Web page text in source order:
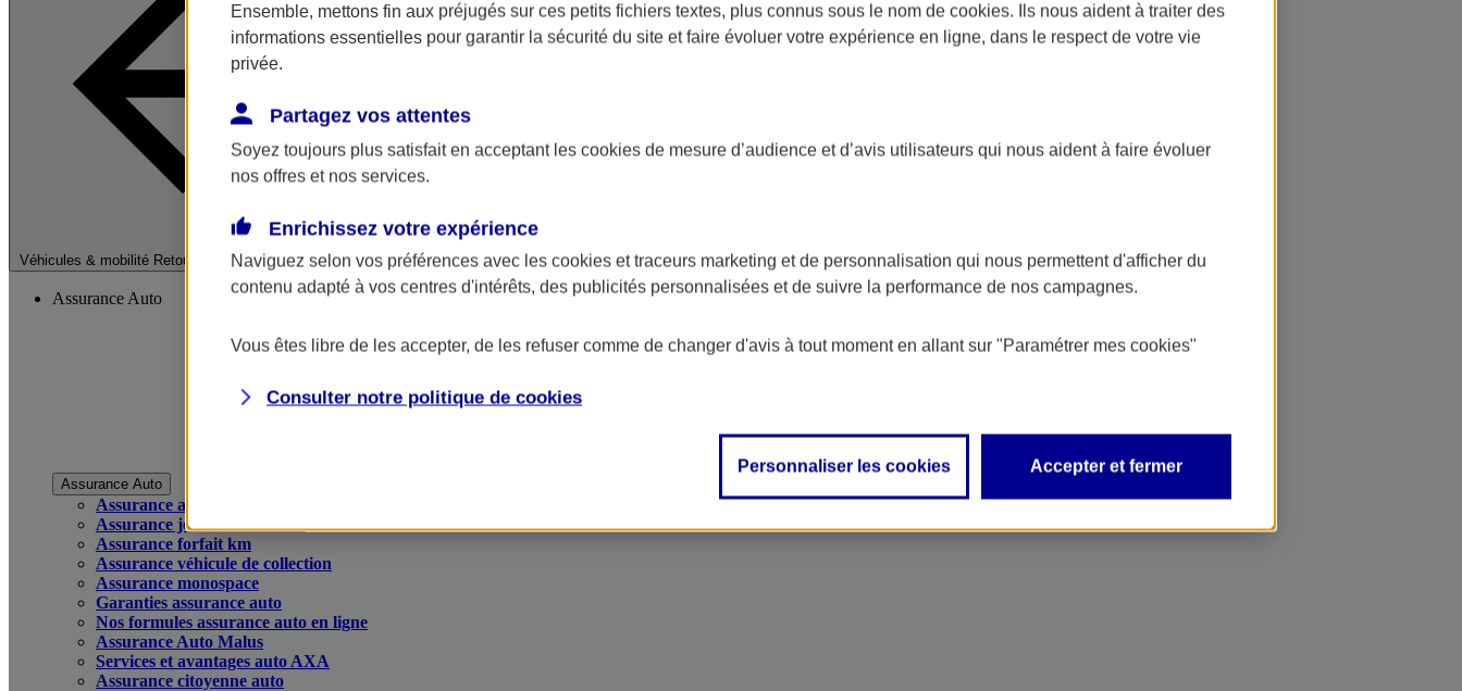
Véhicules & mobilité Retour à la section précédente
Fermer le menu principal
Assurance Auto
Assurance Auto
Assurance auto
Assurance jeune conducteur
Assurance forfait km
Assurance véhicule de collection
Assurance monospace
Garanties assurance auto
Nos formules assurance auto en ligne
Assurance Auto Malus
Services et avantages auto AXA
Assurance citoyenne auto
Ensemble, mettons fin aux préjugés sur ces petits fichiers textes, plus connus sous le nom de cookies. Ils nous aident à traiter des
informations essentielles pour garantir la sécurité du site et faire évoluer votre expérience en ligne, dans le respect de votre vie
privée.
Partagez vos attentes
Soyez toujours plus satisfait en acceptant les cookies de mesure d’audience et d’avis utilisateurs qui nous aident à faire évoluer
nos offres et nos services.
Enrichissez votre expérience
Naviguez selon vos préférences avec les cookies et traceurs marketing et de personnalisation qui nous permettent d'afficher du
contenu adapté à vos centres d'intérêts, des publicités personnalisées et de suivre la performance de nos campagnes.
Vous êtes libre de les accepter, de les refuser comme de changer d'avis à tout moment en allant sur "Paramétrer mes cookies"
Consulter notre politique de cookies
Personnaliser les cookies Accepter et fermer